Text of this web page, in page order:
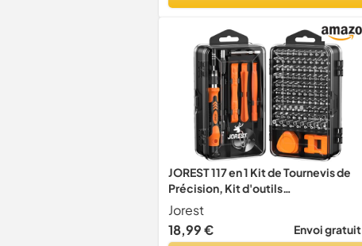
JOREST 117 en 1 Kit de Tournevis de
Précision, Kit d'outils
Mini,Magnétique Outils de
Réparation avec Torx Triangle Bits
etc,Pour iPhone, Switch, PS4, PS5,
Jorest
18,99 €
Envoi gratuit